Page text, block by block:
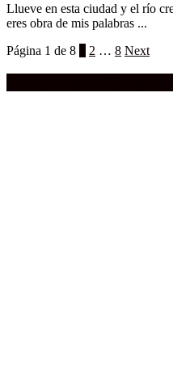
Llueve en esta ciudad y el río
eres obra de mis palabras ...
Página 1 de 8
2 … 8 Next